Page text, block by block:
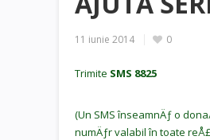
11 iunie 2014 0
Trimite SMS 8825
(Un SMS înseamnÄƒ o
numÄƒr valabil în toate